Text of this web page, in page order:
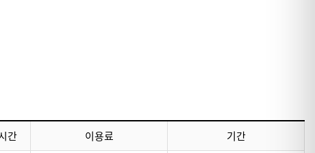
간 이용료 기간